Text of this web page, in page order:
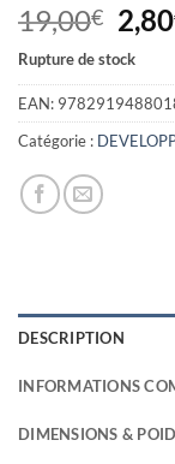
19,00€ Le
prix
était
2,80
Rupture de stock
EAN:
Catégorie :
DESCRIPTION
INFORMATIONS
DIMENSIONS &